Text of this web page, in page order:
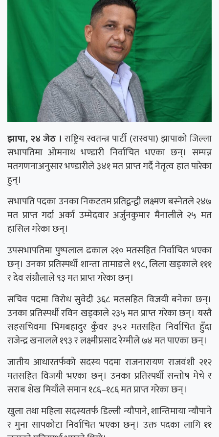
झापा, २४ जेठ । राष्ट्रिय स्वतन्त्र पार्टी (रास्वपा) झापाको जिल्ला
सभापतिमा ओमनाथ भण्डारी निर्वाचित भएका छन्। सम्पन्न
मतगणनाअनुसार भण्डारीले ३४१ मत प्राप्त गर्दै नेतृत्व हात पारेका
हुन्।
सभापति पदका उनका निकटतम प्रतिद्वन्द्वी लक्ष्मण बस्नेतले २४७
मत प्राप्त गर्दा अर्का उम्मेदवार अर्जुनकुमार मैनालीले २५ मत
हासिल गरेका छन्।
उपसभापतिमा पुष्पलाल ढकाल २१० मतसहित निर्वाचित भएका
छन्। उनका प्रतिस्पर्धी शान्ता तामाङले १९८, लिला खड्काले १११
र देव संग्रौलाले ९३ मत प्राप्त गरेका छन्।
सचिव पदमा विरोध सुवेदी ३६८ मतसहित विजयी बनेका छन्।
उनका प्रतिस्पर्धी रविन खड्काले २३५ मत प्राप्त गरेका छन्। यस्तै
सहसचिवमा भिमबहादुर कुँवर ३५२ मतसहित निर्वाचित हुँदा
राजेन्द्र खनालले १९३ र लक्ष्मीप्रसाद रेग्मीले ७४ मत पाएका छन्।
जातीय आधारतर्फको सदस्य पदमा राजनारायण राजवंशी २१२
मतसहित विजयी भएका छन्। उनका प्रतिस्पर्धी सन्तोष मेचे र
सराब शेख मियाँले समान १८६–१८६ मत प्राप्त गरेका छन्।
खुला तथा महिला सदस्यतर्फ डिल्ली न्यौपाने, शान्तिमाया न्यौपाने
र मुना सापकोटा निर्वाचित भएका छन्। उक्त पदका लागि ११